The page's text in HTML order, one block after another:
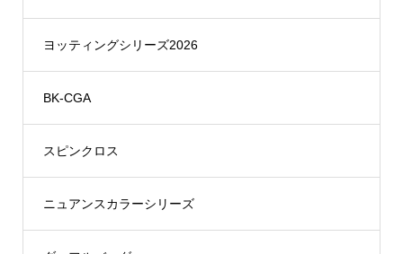
ヨッティングシリーズ2026
BK-CGA
スピンクロス
ニュアンスカラーシリーズ